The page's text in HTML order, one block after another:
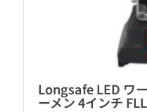
Longsafe LED ワ
ーメン 4インチ